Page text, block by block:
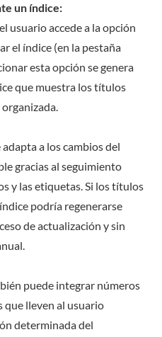
un índice:
usuario accede a la opción
el índice (en la pestaña
esta opción se genera
que muestra los títulos
a los cambios del
gracias al seguimiento
y las etiquetas. Si los títulos
podría regenerarse
de actualización y sin
puede integrar números
que lleven al usuario
determinada del